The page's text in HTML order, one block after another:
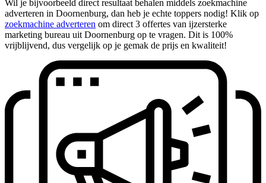
Wil je bijvoorbeeld direct resultaat behalen middels zoekmachine
adverteren in Doornenburg, dan heb je echte toppers nodig! Klik op
zoekmachine adverteren om direct 3 offertes van ijzersterke
marketing bureau uit Doornenburg op te vragen. Dit is 100%
vrijblijvend, dus vergelijk op je gemak de prijs en kwaliteit!